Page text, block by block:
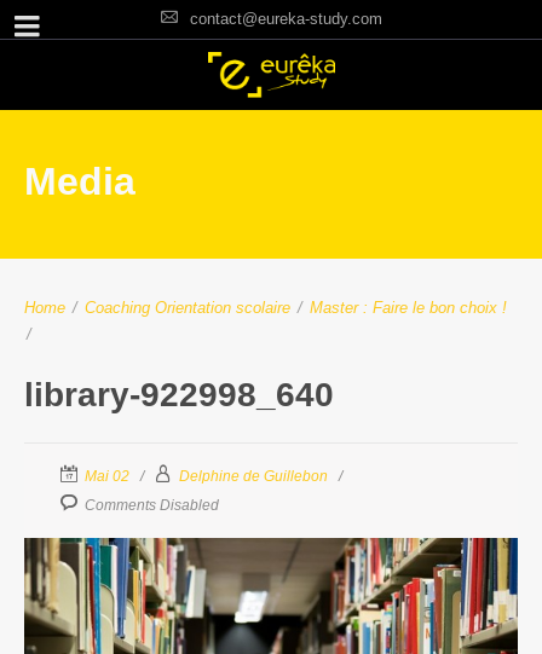
contact@eureka-study.com
Media
Home / Coaching Orientation scolaire / Master : Faire le bon choix !
/
library-922998_640
Mai 02
Delphine de Guillebon
Comments Disabled